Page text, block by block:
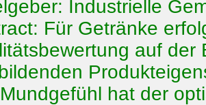
Industrielle
Für Getränke
auf der
hat der